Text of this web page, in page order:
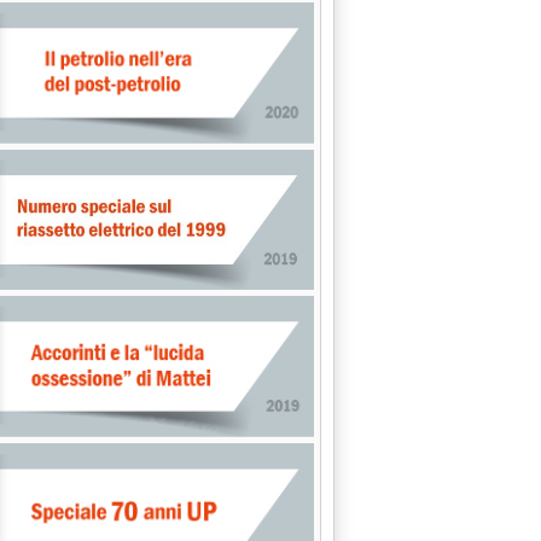
60 anni)'